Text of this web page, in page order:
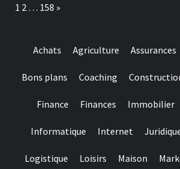
Page:
1 2 … 158 Next
»
Achats Agriculture Assurances
Bons plans Coaching
Finance Finances Immobilier
Informatique Internet
Logistique Loisirs Maison